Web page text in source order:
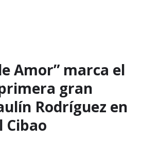
Amor” marca el
gran
Rodríguez en
Cibao